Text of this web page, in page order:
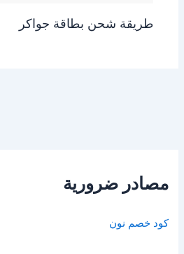
طريقة شحن بطاقة جواكر
مصادر ضرورية
كود خصم نون